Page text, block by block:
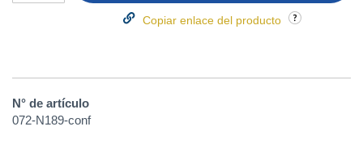
Copiar enlace del producto
N° de artículo
072-N189-conf